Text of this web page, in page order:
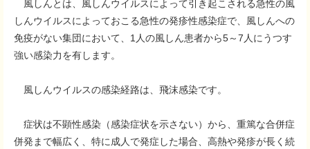
風しんとは、風しんウイルスによって引き起こされる急性の風
しんウイルスによっておこる急性の発疹性感染症で、風しんへの
免疫がない集団において、1人の風しん患者から5～7人にうつす
強い感染力を有します。
風しんウイルスの感染経路は、飛沫感染です。
症状は不顕性感染（感染症状を示さない）から、重篤な合併症
併発まで幅広く、特に成人で発症した場合、高熱や発疹が長く続